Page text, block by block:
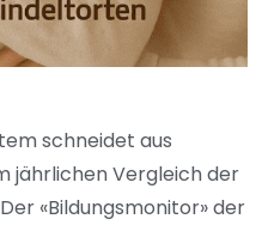
schneidet aus
jährlichen Vergleich der
«Bildungsmonitor» der